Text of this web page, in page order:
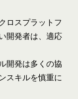
ロスプラットフ
開発者は、適応
開発は多くの協
スキルを慎重に